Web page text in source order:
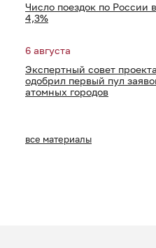
Число поездок по России
4,3%
6 августа
Экспертный совет
одобрил первый пул
атомных городов
все материалы